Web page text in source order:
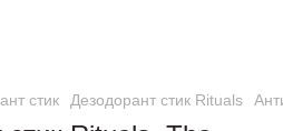
стик Дезодорант стик Rituals